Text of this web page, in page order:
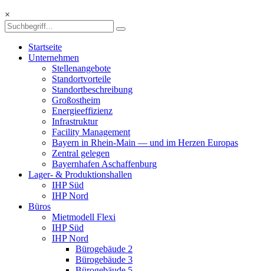
×
Startseite
Unternehmen
Stellenangebote
Standortvorteile
Standortbeschreibung
Großostheim
Energieeffizienz
Infrastruktur
Facility Management
Bayern in Rhein-Main — und im Herzen Europas
Zentral gelegen
Bayernhafen Aschaffenburg
Lager- & Produktionshallen
IHP Süd
IHP Nord
Büros
Mietmodell Flexi
IHP Süd
IHP Nord
Bürogebäude 2
Bürogebäude 3